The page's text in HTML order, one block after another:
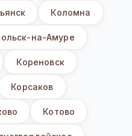
Коломна
на-Амуре
Кореновск
Корсаков
Котово